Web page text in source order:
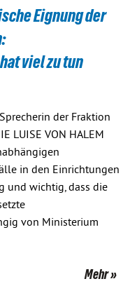
Eignung der
viel zu tun
der Fraktion
LUISE VON HALEM
in den Einrichtungen
und wichtig, dass die
von Ministerium
Mehr